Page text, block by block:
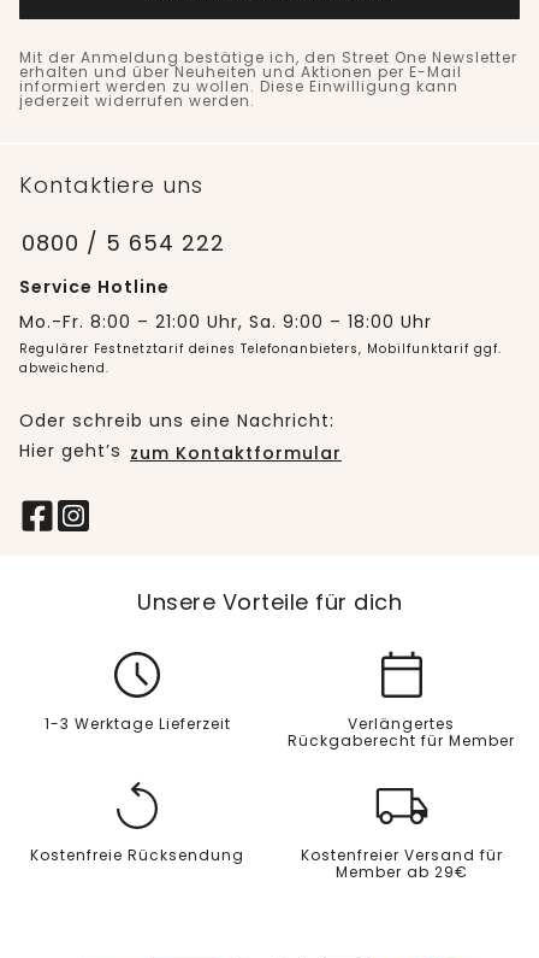
Mit der Anmeldung bestätige ich, den Street One Newsletter
erhalten und über Neuheiten und Aktionen per E-Mail
informiert werden zu wollen. Diese Einwilligung kann
jederzeit widerrufen werden.
Kontaktiere uns
0800 / 5 654 222
Service Hotline
Mo.-Fr. 8:00 – 21:00 Uhr, Sa. 9:00 – 18:00 Uhr
Regulärer Festnetztarif deines Telefonanbieters, Mobilfunktarif ggf.
abweichend.
Oder schreib uns eine Nachricht:
Hier geht’s zum Kontaktformular
Unsere Vorteile für dich
1-3 Werktage Lieferzeit
Verlängertes
Rückgaberecht für Member
Kostenfreie Rücksendung
Kostenfreier Versand für
Member ab 29€